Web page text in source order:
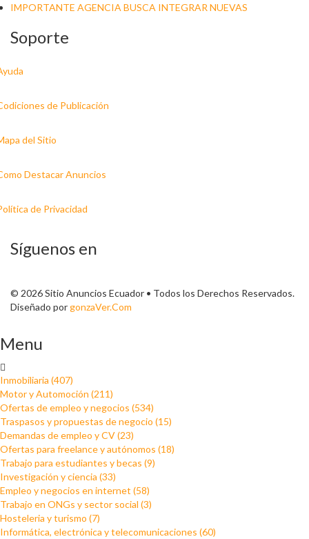
IMPORTANTE AGENCIA BUSCA INTEGRAR NUEVAS
Soporte
de Publicación
del Sitio
Destacar Anuncios
de Privacidad
Síguenos en
© 2026 Sitio Anuncios Ecuador • Todos los Derechos Reservados.
Diseñado porgonzaVer.Com
Menu
Inmobiliaria (407)
Motor y Automoción (211)
Ofertas de empleo y negocios (534)
Traspasos y propuestas de negocio (15)
Demandas de empleo y CV (23)
Ofertas para freelance y autónomos (18)
Trabajo para estudiantes y becas (9)
Investigación y ciencia (33)
Empleo y negocios en internet (58)
Trabajo en ONGs y sector social (3)
Hosteleria y turismo (7)
Informática, electrónica y telecomunicaciones (60)